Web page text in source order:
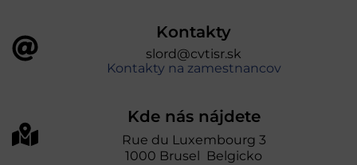
Kontakty
slord@cvtisr.sk
Kontakty na zamestnancov
Kde nás nájdete
Rue du Luxembourg 3
1000 Brusel Belgicko